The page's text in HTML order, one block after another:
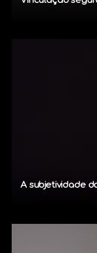
A subjetividade